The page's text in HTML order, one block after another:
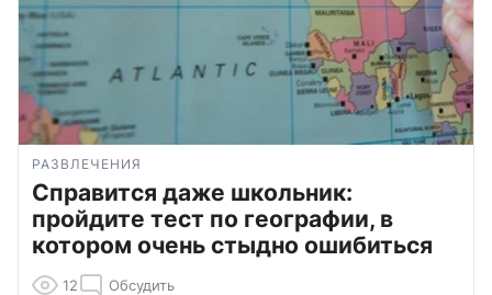
РАЗВЛЕЧЕНИЯ
Справится даже школьник:
пройдите тест по географии, в
котором очень стыдно ошибиться
12 Обсудить